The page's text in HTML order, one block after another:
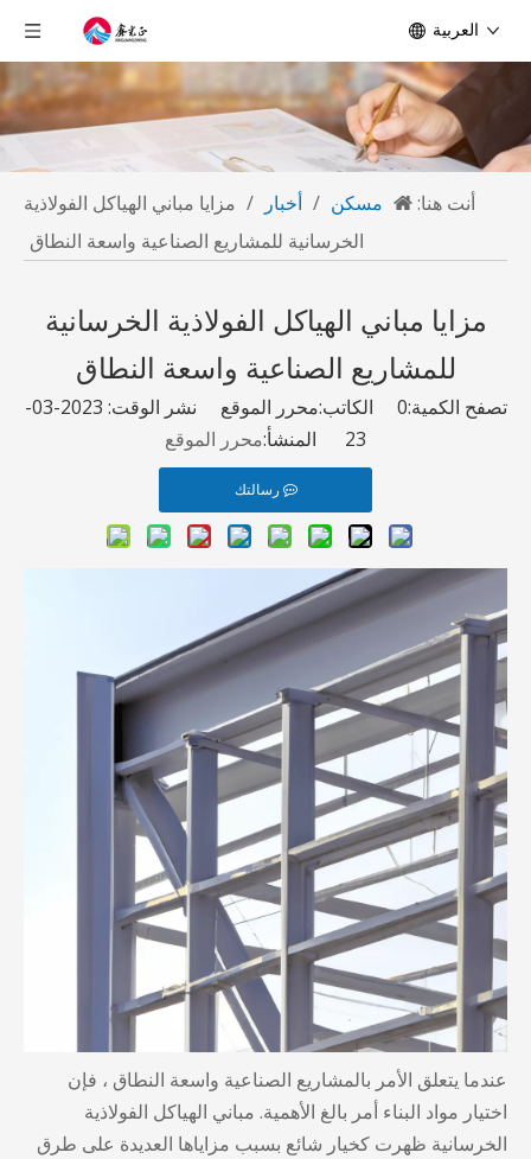
العربية
أنت هنا: مسكن / أخبار / مزايا مباني الهياكل الفولاذية
الخرسانية للمشاريع الصناعية واسعة النطاق
مزايا مباني الهياكل الفولاذية الخرسانية
للمشاريع الصناعية واسعة النطاق
تصفح الكمية:0
الكاتب:محرر الموقع نشر الوقت: 2023-03-
23 المنشأ:
محرر الموقع
رسالتك
عندما يتعلق الأمر بالمشاريع الصناعية واسعة النطاق ، فإن
اختيار مواد البناء أمر بالغ الأهمية. مباني الهياكل الفولاذية
الخرسانية ظهرت كخيار شائع بسبب مزاياها العديدة على طرق